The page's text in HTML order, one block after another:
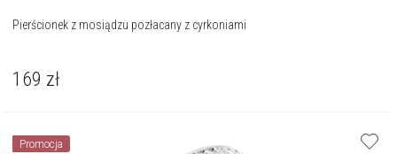
Pierścionek z mosiądzu pozłacany z cyrkoniami
169 zł
Promocja